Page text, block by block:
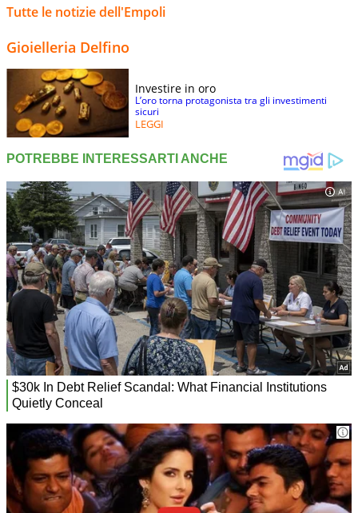
Tutte le notizie dell'Empoli
Gioielleria Delfino
Investire in oro
L’oro torna protagonista tra gli investimenti
sicuri
LEGGI